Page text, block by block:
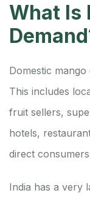
What Is
Domestic mango
This includes
fruit sellers,
hotels,
direct
India has a very